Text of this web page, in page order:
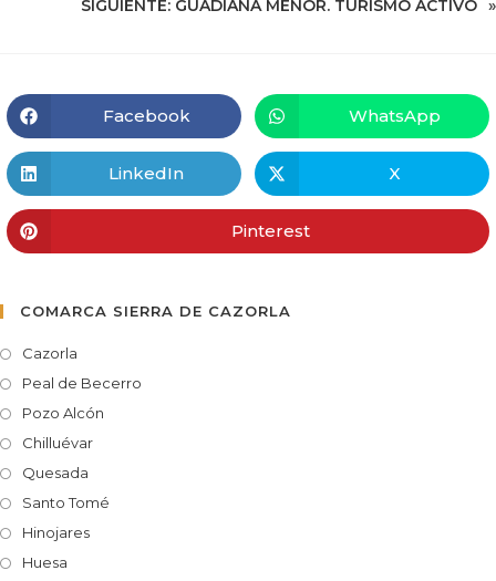
SIGUIENTE: GUADIANA MENOR. TURISMO ACTIVO »
Facebook WhatsApp
LinkedIn X
Pinterest
COMARCA SIERRA DE CAZORLA
Cazorla
Peal de Becerro
Pozo Alcón
Chilluévar
Quesada
Santo Tomé
Hinojares
Huesa